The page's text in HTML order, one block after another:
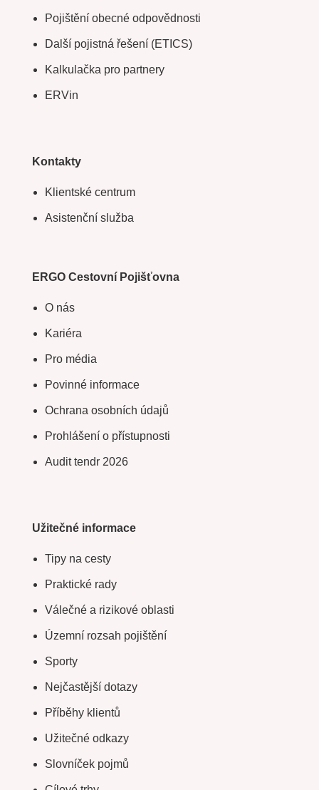
Pojištění obecné odpovědnosti
Další pojistná řešení (ETICS)
Kalkulačka pro partnery
ERVin
Kontakty
Klientské centrum
Asistenční služba
ERGO Cestovní Pojišťovna
O nás
Kariéra
Pro média
Povinné informace
Ochrana osobních údajů
Prohlášení o přístupnosti
Audit tendr 2026
Užitečné informace
Tipy na cesty
Praktické rady
Válečné a rizikové oblasti
Územní rozsah pojištění
Sporty
Nejčastější dotazy
Příběhy klientů
Užitečné odkazy
Slovníček pojmů